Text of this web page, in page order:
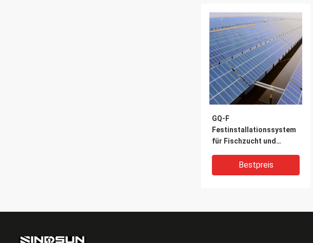
GQ-F
Festinstallationssystem
für Fischzucht und
Bestpreis